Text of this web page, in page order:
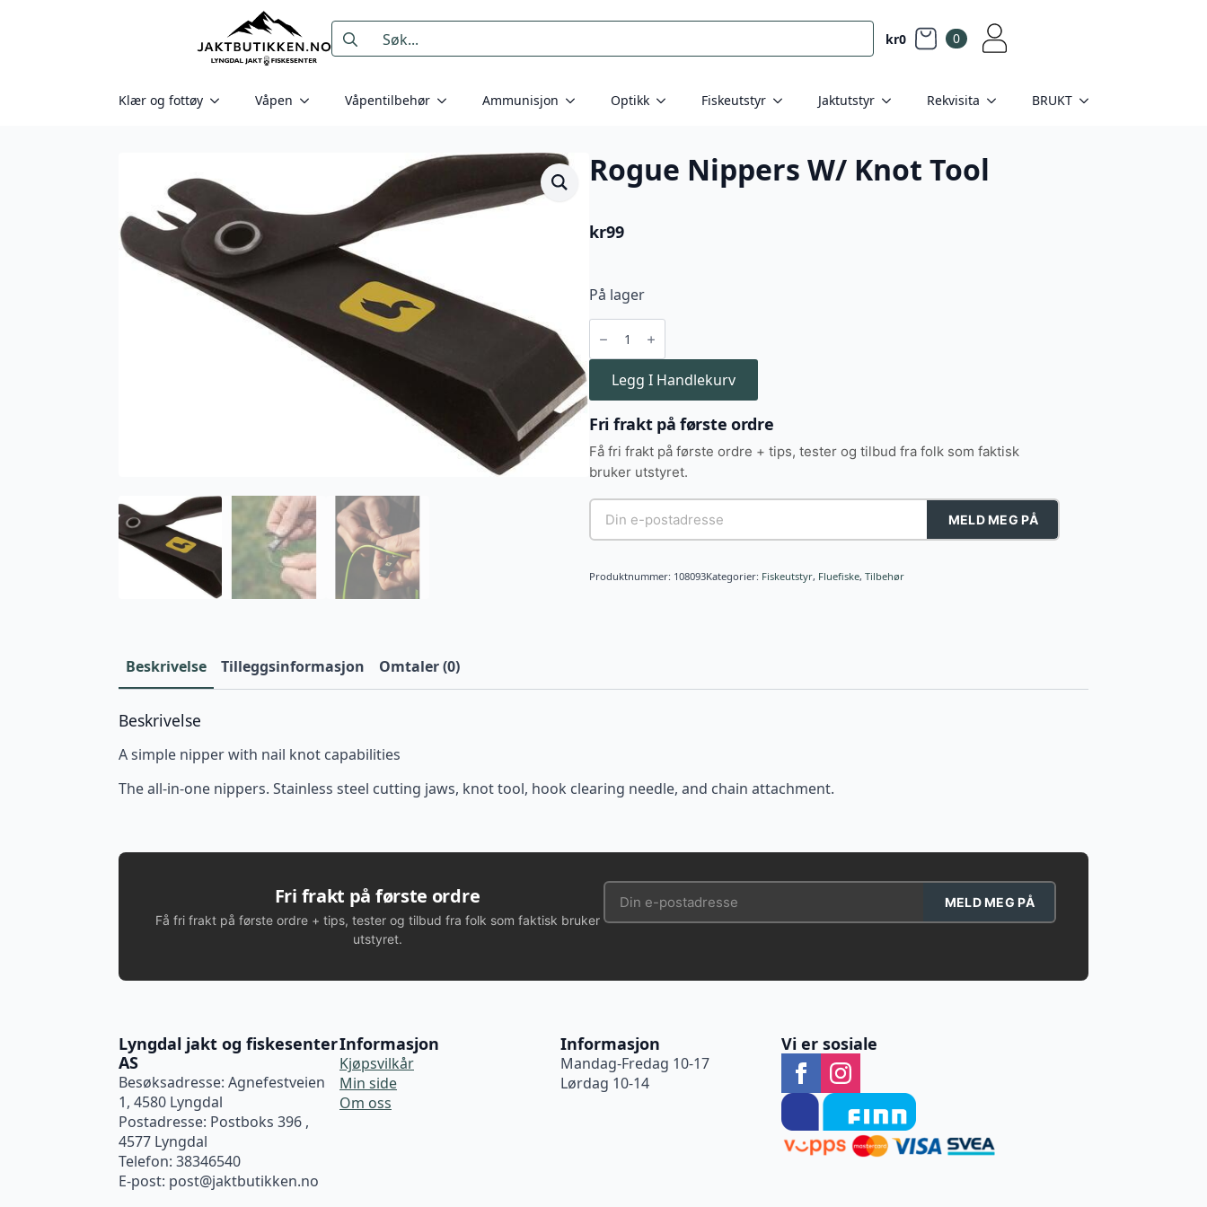
Search
for:
kr0 0
Klær og fottøy Våpen Våpentilbehør Ammunisjon Optikk Fiskeutstyr Jaktutstyr Rekvisita BRUKT
Rogue Nippers W/ Knot Tool
kr99
På lager
Rogue
Nippers
Knot
antallLegg I Handlekurv
Fri frakt på første ordre
Få fri frakt på første ordre + tips, tester og tilbud fra folk som faktisk
bruker utstyret.
MELD MEG PÅ
Produktnummer: 108093Kategorier: Fiskeutstyr, Fluefiske, Tilbehør
Beskrivelse Tilleggsinformasjon Omtaler (0)
Beskrivelse
A simple nipper with nail knot capabilities
The all-in-one nippers. Stainless steel cutting jaws, knot tool, hook clearing needle, and chain attachment.
Fri frakt på første ordre
Få fri frakt på første ordre + tips, tester og tilbud fra folk som faktisk bruker
utstyret.
MELD MEG PÅ
Lyngdal jakt og fiskesenter
AS
Besøksadresse: Agnefestveien
1, 4580 Lyngdal
Postadresse: Postboks 396 ,
4577 Lyngdal
Telefon: 38346540
E-post: post@jaktbutikken.no
Informasjon
Kjøpsvilkår
Min side
Om oss
Informasjon
Mandag-Fredag 10-17
Lørdag 10-14
Vi er sosiale